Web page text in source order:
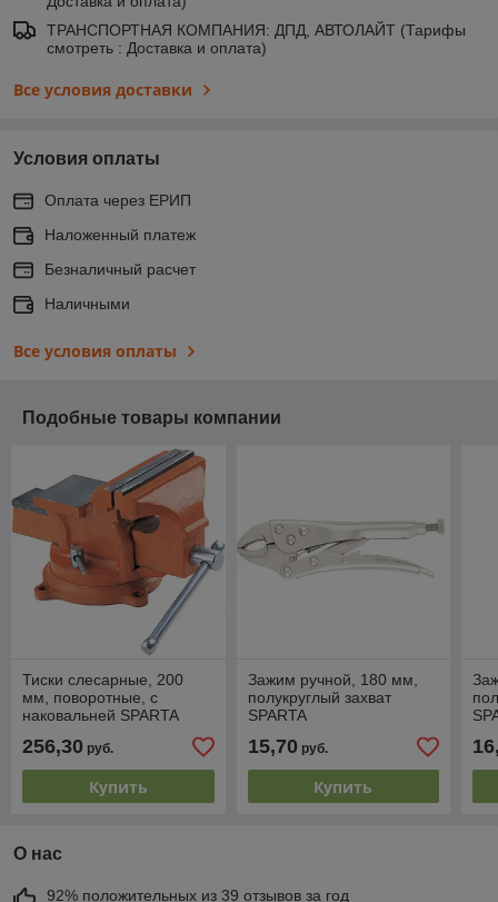
ТРАНСПОРТНАЯ КОМПАНИЯ: ДПД, АВТОЛАЙТ (Тарифы
смотреть : Доставка и оплата)
Все условия доставки
Условия оплаты
Оплата через ЕРИП
Наложенный платеж
Безналичный расчет
Наличными
Все условия оплаты
Подобные товары компании
Тиски слесарные, 200
мм, поворотные, с
наковальней SPARTA
256,30 руб.
Купить
Зажим ручной, 180 мм,
полукруглый захват
SPARTA
15,70руб.
Купить
О нас
92% положительных из 39 отзывов за год